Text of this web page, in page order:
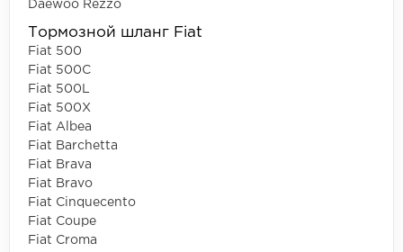
Daewoo Rezzo
Тормозной шланг Fiat
Fiat 500
Fiat 500C
Fiat 500L
Fiat 500X
Fiat Albea
Fiat Barchetta
Fiat Brava
Fiat Bravo
Fiat Cinquecento
Fiat Coupe
Fiat Croma